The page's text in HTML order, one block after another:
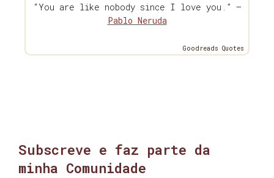
“You are like nobody since I love you.” —
Pablo Neruda
Goodreads Quotes
Subscreve e faz parte da
minha Comunidade